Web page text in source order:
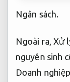
Ngân sách.
Ngoài ra, Xử
nguyên sinh
Doanh